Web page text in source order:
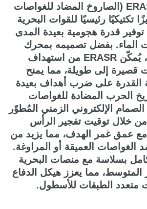
يُقدم صاروخ ERASR (الصاروخ المضاد للغواصات
تكتيكيًا رئيسيًا للقوات البحرية
توفير قدرة هجومية بعيدة المدى
الماء. بفضل تصميمه بمحرك
صاروخي مزدوج، يُمكّن ERASR من استهداف
إلى طويلة، مما يمنح
القدرة على ضرب أهداف بعيدة
الحرب المضادة للغواصات
الصمام الإلكتروني الزمني المُطوّر
من خلال توقيت تفجير الرأس
مع عمق غمر الهدف، مما يزيد من
الغواصات العميقة أو المراوغة.
بسلاسة مع منصات البحرية
المتوسط، مما يعزز هيكل الدفاع
متعدد الطبقات للأسطول.